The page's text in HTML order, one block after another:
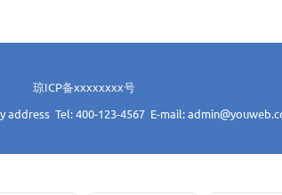
琼ICP备xxxxxxxx号
address Tel: 400-123-4567 E-mail: